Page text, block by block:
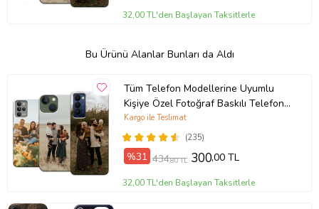
32,00 TL'den Başlayan Taksitlerle
Bu Ürünü Alanlar Bunları da Aldı
Tüm Telefon Modellerine Uyumlu
Kişiye Özel Fotoğraf Baskılı Telefon
Kılıfı
(235)
Kargo ile Teslimat
%31 434,80 TL 300,00 TL
32,00 TL'den Başlayan Taksitlerle